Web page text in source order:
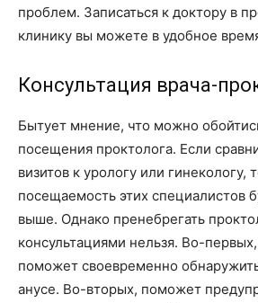
проблем. Записаться к доктору в
клинику вы можете в удобное
Консультация врача-
Бытует мнение, что можно
посещения проктолога. Если
визитов к урологу или гинекологу,
посещаемость этих специалистов
выше. Однако пренебрегать
консультациями нельзя. Во-
поможет своевременно
анусе. Во-вторых, поможет